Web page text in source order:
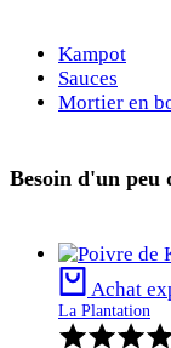
Kampot
Sauces
Mortier en
Besoin d'un peu
Achat
La Plantation